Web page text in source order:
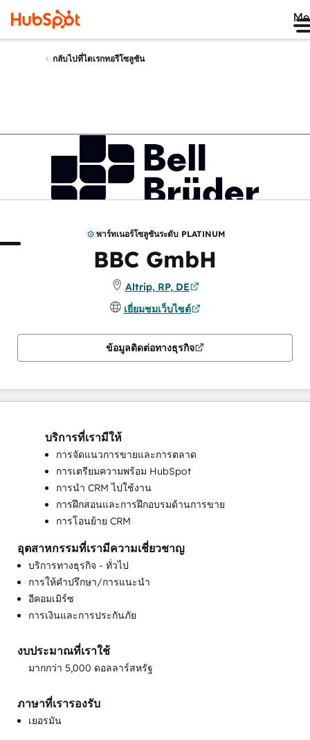
กลับไปที่ไดเรกทอรีโซลูชัน
พาร์ทเนอร์โซลูชันระดับ PLATINUM
BBC GmbH
Altrip, RP, DE
เยี่ยมชมเว็บไซต์
ข้อมูลติดต่อทางธุรกิจ
บริการที่เรามีให้
การจัดแนวการขายและการตลาด
การเตรียมความพร้อม HubSpot
การนำ CRM ไปใช้งาน
การฝึกสอนและการฝึกอบรมด้านการขาย
การโอนย้าย CRM
อุตสาหกรรมที่เรามีความเชี่ยวชาญ
บริการทางธุรกิจ - ทั่วไป
การให้คำปรึกษา/การแนะนำ
อีคอมเมิร์ซ
การเงินและการประกันภัย
งบประมาณที่เราใช้
มากกว่า 5,000 ดอลลาร์สหรัฐ
ภาษาที่เรารองรับ
เยอรมัน